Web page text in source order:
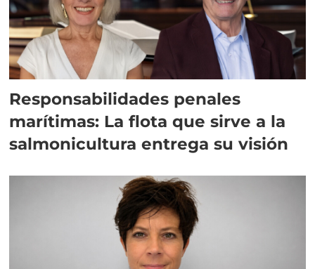
Responsabilidades penales
marítimas: La flota que sirve a la
salmonicultura entrega su visión